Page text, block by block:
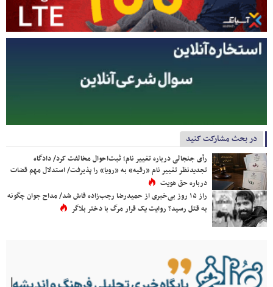
در بحث مشارکت کنید
رأی جنجالی درباره تغییر نام؛ ثبت‌احوال مخالفت کرد/ دادگاه
تجدیدنظر تغییر نام «رقیه» به «رویا» را پذیرفت/ استدلال مهم قضات
درباره حق هویت
راز ۱۵ روز بی‌خبری از حمیدرضا رجب‌زاده فاش شد/ مداح جوان چگونه
به قتل رسید؟ روایت یک قرار مرگ با دختر بلاگر